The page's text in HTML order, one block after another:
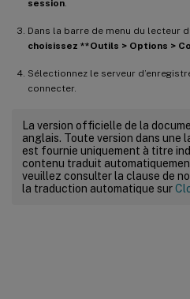
session
Dans la barre de menu du lecteur
choisissez **Outils > Options >
Sélectionnez le serveur
connecter.
La version officielle de la
anglais. Toute version dans une
est fournie uniquement à titre
contenu traduit
veuillez consulter la clause de
la traduction automatique sur